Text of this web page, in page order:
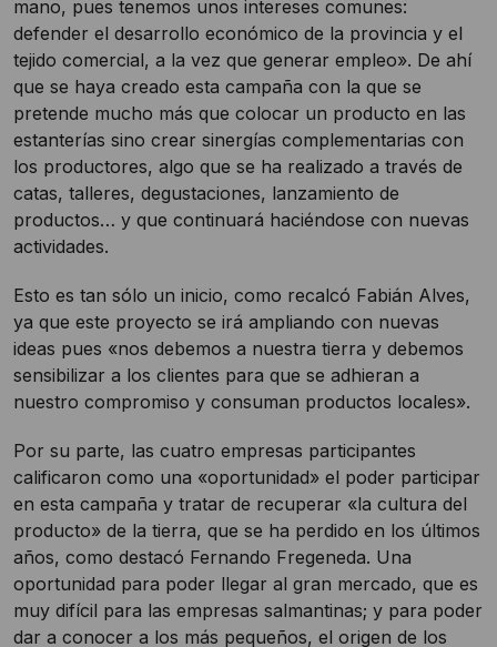
mano, pues tenemos unos intereses comunes:
defender el desarrollo económico de la provincia y el
tejido comercial, a la vez que generar empleo». De ahí
que se haya creado esta campaña con la que se
pretende mucho más que colocar un producto en las
estanterías sino crear sinergías complementarias con
los productores, algo que se ha realizado a través de
catas, talleres, degustaciones, lanzamiento de
productos… y que continuará haciéndose con nuevas
actividades.
Esto es tan sólo un inicio, como recalcó Fabián Alves,
ya que este proyecto se irá ampliando con nuevas
ideas pues «nos debemos a nuestra tierra y debemos
sensibilizar a los clientes para que se adhieran a
nuestro compromiso y consuman productos locales».
Por su parte, las cuatro empresas participantes
calificaron como una «oportunidad» el poder participar
en esta campaña y tratar de recuperar «la cultura del
producto» de la tierra, que se ha perdido en los últimos
años, como destacó Fernando Fregeneda. Una
oportunidad para poder llegar al gran mercado, que es
muy difícil para las empresas salmantinas; y para poder
dar a conocer a los más pequeños, el origen de los